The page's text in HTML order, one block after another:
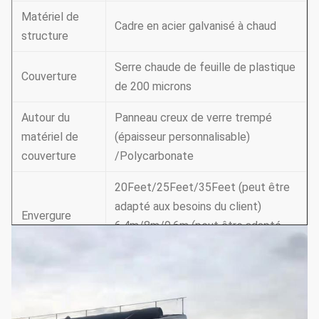
Matériel de
structure
Cadre en acier galvanisé à chaud
Couverture
Serre chaude de feuille de plastique
de 200 microns
Autour du
matériel de
couverture
Panneau creux de verre trempé
(épaisseur personnalisable)
/Polycarbonate
Envergure
20Feet/25Feet/35Feet (peut être
adapté aux besoins du client)
6.4m/8m/9.6m (peut être adapté
être adapté aux besoins du client)
30m/50m/60m (peut être adapté